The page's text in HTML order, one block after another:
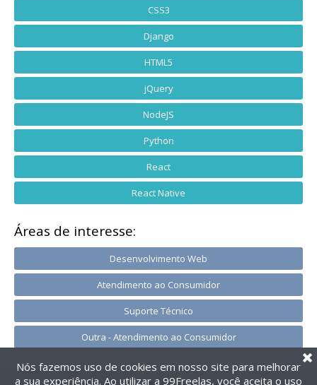
CSS3
Django
HTML5
jQuery
NodeJS
Python
React
React Native
Áreas de interesse:
Desenvolvimento Web
Atendimento ao Consumidor
Suporte Técnico
Outra - Atendimento ao Consumidor
Nós fazemos uso de cookies em nosso site para melhorar
a sua experiência. Ao utilizar a 99Freelas, você aceita o uso